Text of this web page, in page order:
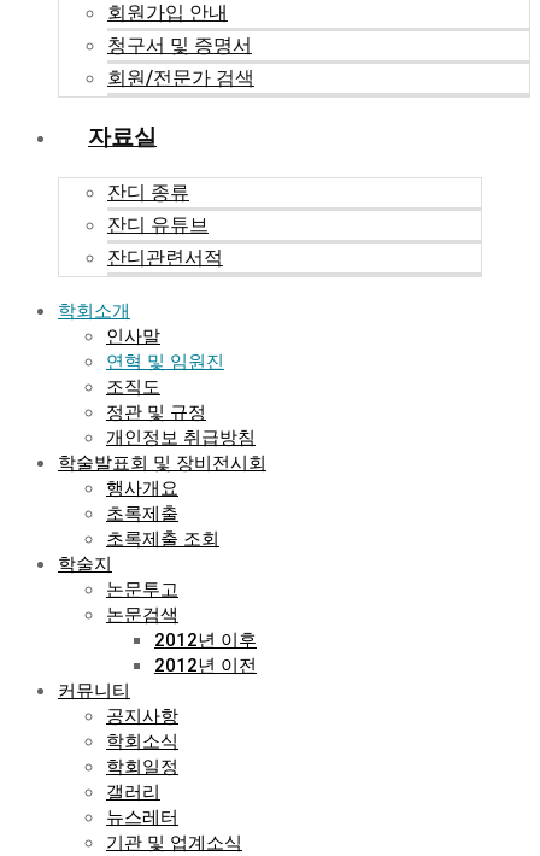
회원가입 안내
청구서 및 증명서
회원/전문가 검색
자료실
잔디 종류
잔디 유튜브
잔디관련서적
학회소개
인사말
연혁 및 임원진
조직도
정관 및 규정
개인정보 취급방침
학술발표회 및 장비전시회
행사개요
초록제출
초록제출 조회
학술지
논문투고
논문검색
2012년 이후
2012년 이전
커뮤니티
공지사항
학회소식
학회일정
갤러리
뉴스레터
기관 및 업계소식